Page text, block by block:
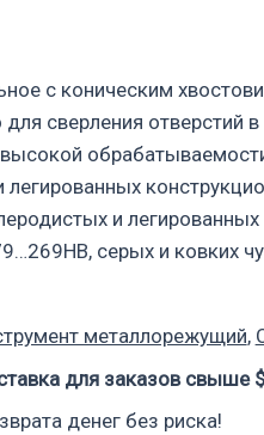
с коническим
сверления отверстий
легированных
и
серых и ковких
металлорежущий,
для заказов свыше
денег без риска!